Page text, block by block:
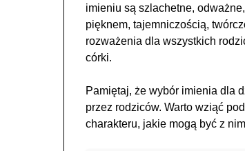
imieniu są szlachetne,
pięknem, tajemniczością,
rozważenia dla wszystkich
córki.
Pamiętaj, że wybór imienia dla
przez rodziców. Warto wziąć
charakteru, jakie mogą być z